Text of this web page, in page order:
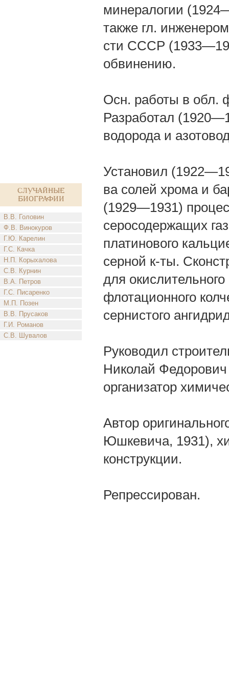
Случайные
биографии
В.В. Головин
Ф.В. Винокуров
Г.Ю. Карелин
Г.С. Качка
Н.П. Корыхалова
С.В. Курнин
В.А. Петров
Г.С. Писаренко
М.П. Позен
В.В. Прусаков
Г.И. Романов
С.В. Шувалов
минералогии
также гл.
сти СССР
обвинению.
Осн. работы в обл.
Разработал
водорода и
Установил
ва солей хрома и
(1929—1931)
серосодержащих
платинового
серной к-ты.
для
флотационного
сернистого
Руководил
Николай Федорович
организатор
Автор
Юшкевича, 1931),
конструкции.
Репрессирован.